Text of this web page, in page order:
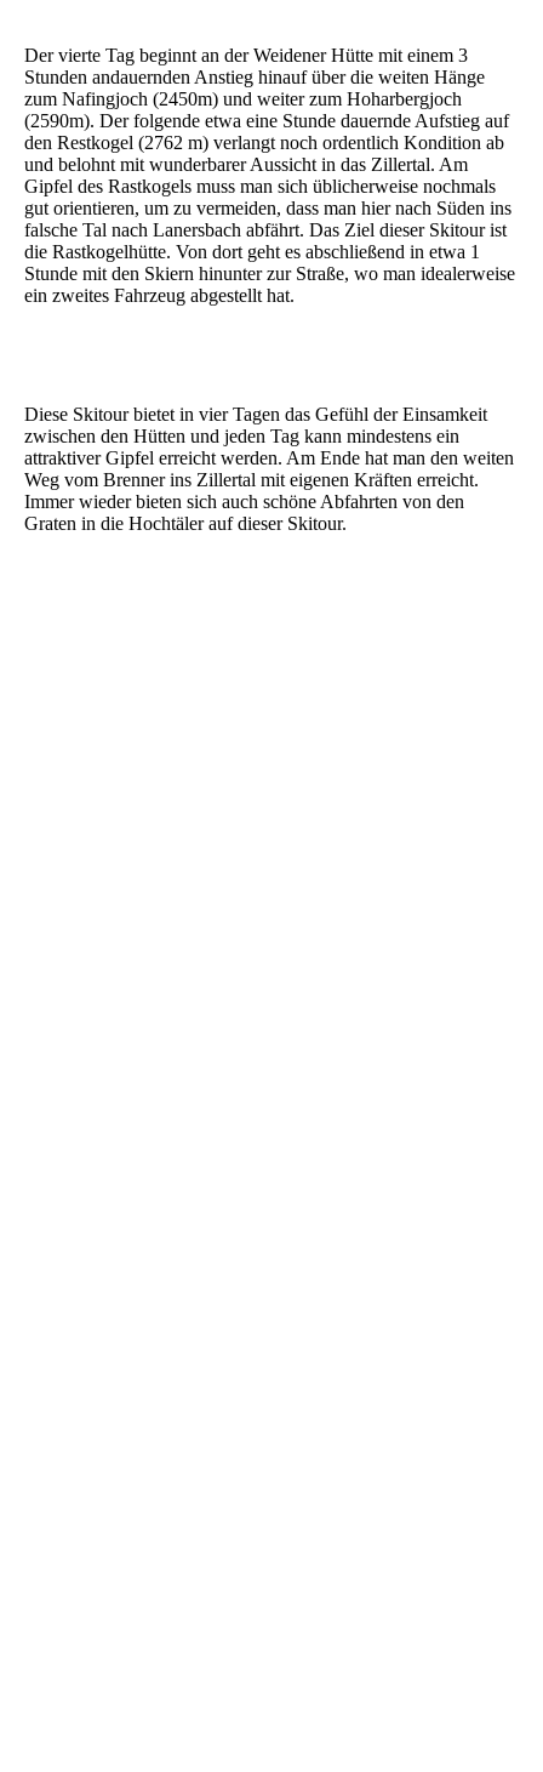
Der vierte Tag beginnt an der Weidener Hütte mit einem 3
Stunden andauernden Anstieg hinauf über die weiten Hänge
zum Nafingjoch (2450m) und weiter zum Hoharbergjoch
(2590m). Der folgende etwa eine Stunde dauernde Aufstieg auf
den Restkogel (2762 m) verlangt noch ordentlich Kondition ab
und belohnt mit wunderbarer Aussicht in das Zillertal. Am
Gipfel des Rastkogels muss man sich üblicherweise nochmals
gut orientieren, um zu vermeiden, dass man hier nach Süden ins
falsche Tal nach Lanersbach abfährt. Das Ziel dieser Skitour ist
die Rastkogelhütte. Von dort geht es abschließend in etwa 1
Stunde mit den Skiern hinunter zur Straße, wo man idealerweise
ein zweites Fahrzeug abgestellt hat.
Diese Skitour bietet in vier Tagen das Gefühl der Einsamkeit
zwischen den Hütten und jeden Tag kann mindestens ein
attraktiver Gipfel erreicht werden. Am Ende hat man den weiten
Weg vom Brenner ins Zillertal mit eigenen Kräften erreicht.
Immer wieder bieten sich auch schöne Abfahrten von den
Graten in die Hochtäler auf dieser Skitour.